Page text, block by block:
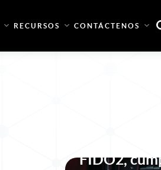
RECURSOS CONTÁCTENOS
FIDO2,